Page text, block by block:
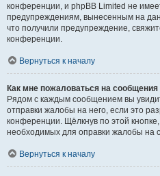
конференции, и phpBB Limited не
предупреждениям, вынесенным на
что получили предупреждение,
конференции.
Вернуться к началу
Как мне пожаловаться на
Рядом с каждым сообщением вы
отправки жалобы на него, если это
конференции. Щёлкнув по этой
необходимых для оправки жалобы на
Вернуться к началу